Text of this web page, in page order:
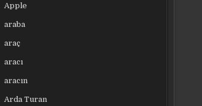
Apple
araba
araç
aracı
aracın
Arda Turan